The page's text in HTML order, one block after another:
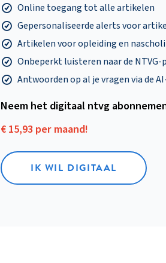
Online toegang tot alle artikelen
Gepersonaliseerde alerts voor
Artikelen voor opleiding en
Onbeperkt luisteren naar de NTVG-
Antwoorden op al je vragen via de
Neem het digitaal ntvg
€ 15,93 per maand!
IK WIL DIGITAAL